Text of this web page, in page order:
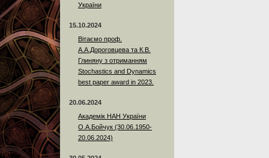
України
15.10.2024
Вітаємо проф.
А.А.Дороговцева та К.В.
Глиняну з отриманням
Stochastics and Dynamics
best paper award in 2023.
20.06.2024
Академік НАН України
О.А.Бойчук (30.06.1950-
20.06.2024)